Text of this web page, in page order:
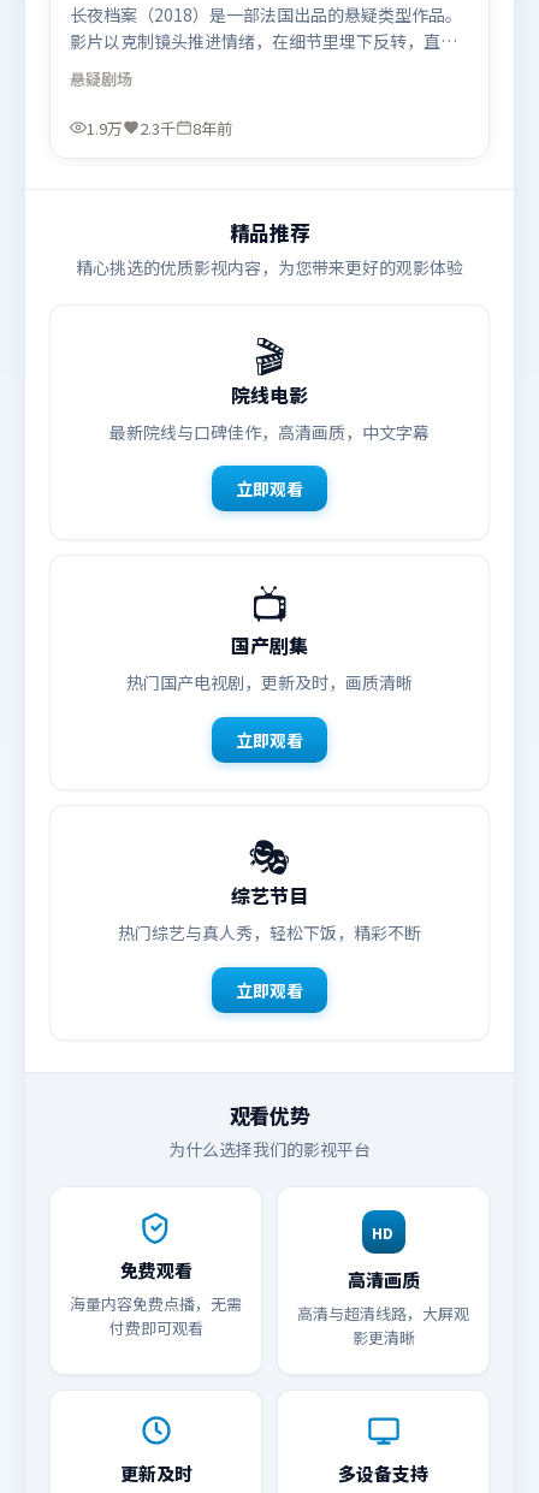
长夜档案（2018）是一部法国出品的悬疑类型作品。
影片以克制镜头推进情绪，在细节里埋下反转，直至
最后一刻才揭开谜底。摄影与美术共同营造出强烈地
域气质，增强沉浸感。由管虎执导，梁朝伟、胡歌、
长泽雅美，奥卡菲娜、秦海璐等联袂出演。影片于
悬疑剧场
1.9万 2.3千 8年前
精品推荐
精心挑选的优质影视内容，为您带来更好的观影体验
🎬
院线电影
最新院线与口碑佳作，高清画质，中文字幕
立即观看
📺
国产剧集
热门国产电视剧，更新及时，画质清晰
立即观看
🎭
综艺节目
热门综艺与真人秀，轻松下饭，精彩不断
立即观看
观看优势
为什么选择我们的影视平台
免费观看
海量内容免费点播，无需
付费即可观看
HD
高清画质
高清与超清线路，大屏观
影更清晰
更新及时 多设备支持